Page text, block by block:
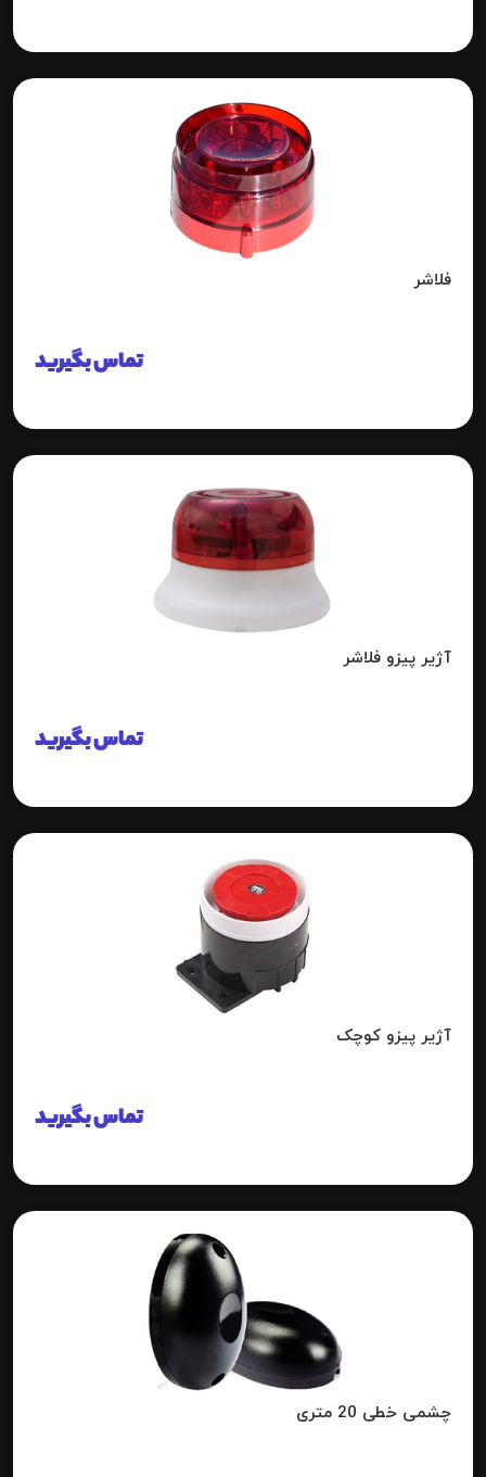
فلاشر
تماس بگیرید
آژیر پیزو فلاشر
تماس بگیرید
آژیر پیزو کوچک
تماس بگیرید
چشمی خطی 20 متری